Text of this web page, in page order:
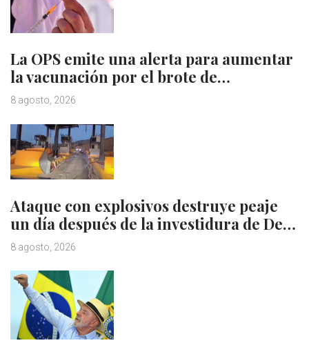
La OPS emite una alerta para aumentar
la vacunación por el brote de…
8 agosto, 2026
Ataque con explosivos destruye peaje
un día después de la investidura de De…
8 agosto, 2026